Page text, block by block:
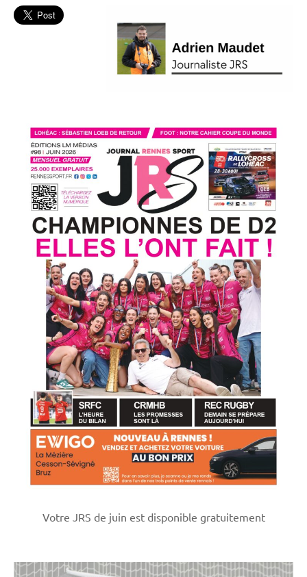
Volley-
ball
Votre JRS de juin est disponible gratuitement